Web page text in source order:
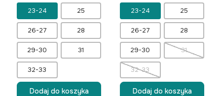
23-24 25
26-27 28
29-30 31
32-33
Dodaj do koszyka
23-24 25
26-27 28
29-30 31
32-33
Dodaj do koszyka